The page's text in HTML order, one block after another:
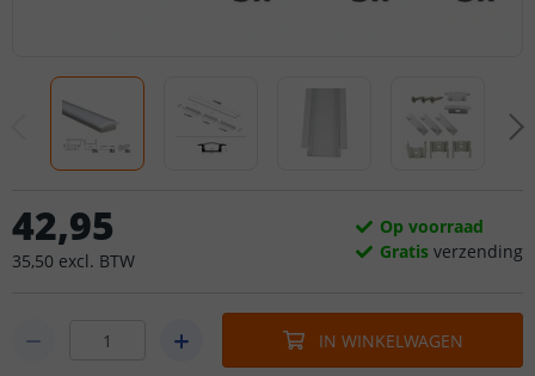
42,95
35,50 excl. BTW
Op voorraad
Gratis verzending
IN WINKELWAGEN